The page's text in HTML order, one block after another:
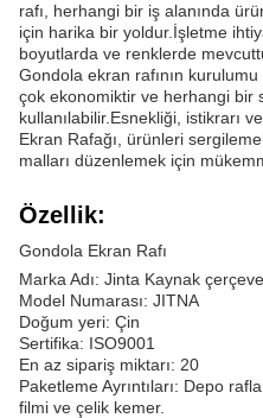
rafı, herhangi bir iş alanında
için harika bir yoldur.İşletme
boyutlarda ve renklerde
Gondola ekran rafının kurulumu
çok ekonomiktir ve herhangi bir
kullanılabilir.Esnekliği, istikrarı
Ekran Rafağı, ürünleri
malları düzenlemek için
Özellik:
Gondola Ekran Rafı
Marka Adı: Jinta Kaynak
Model Numarası: JITNA
Doğum yeri: Çin
Sertifika: ISO9001
En az sipariş miktarı: 20
Paketleme Ayrıntıları: Depo
filmi ve çelik kemer.